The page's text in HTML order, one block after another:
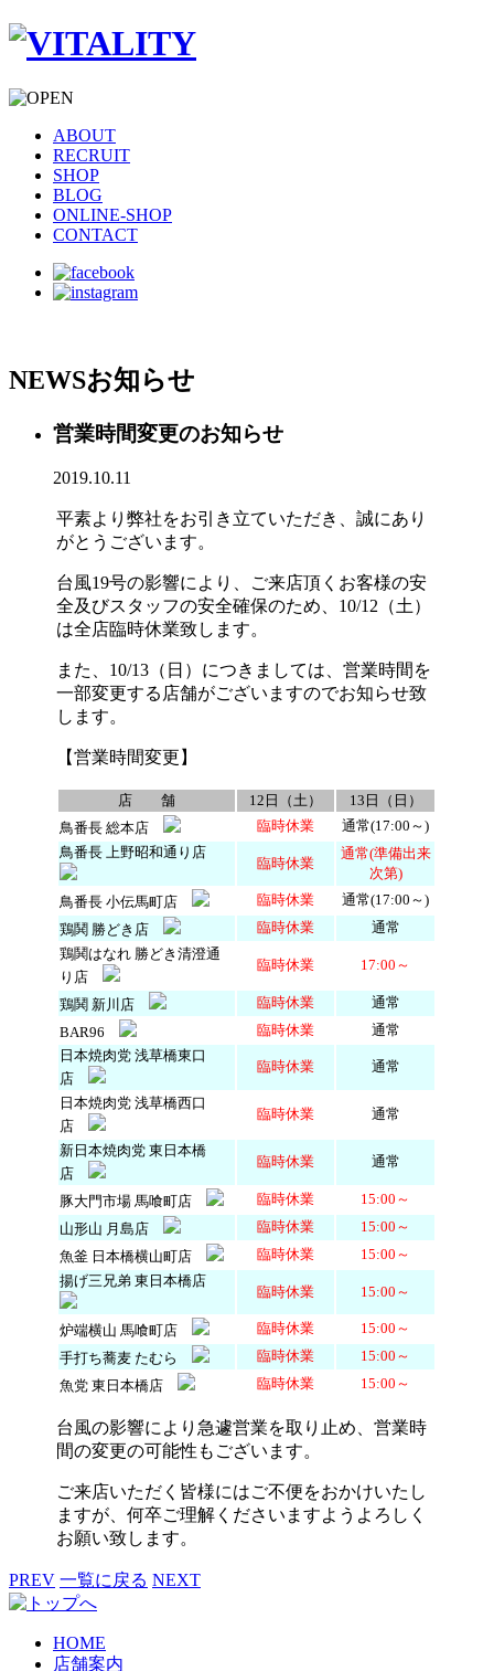
ABOUT
RECRUIT
SHOP
BLOG
ONLINE-SHOP
CONTACT
NEWSお知らせ
営業時間変更のお知らせ
2019.10.11
平素より弊社をお引き立ていただき、誠にあり
がとうございます。
台風19号の影響により、ご来店頂くお客様の安
全及びスタッフの安全確保のため、10/12（土）
は全店臨時休業致します。
また、10/13（日）につきましては、営業時間を
一部変更する店舗がございますのでお知らせ致
します。
【営業時間変更】
店 舗 12日（土）
13日（日）
鳥番長 総本店
臨時休業
通常(17:00～)
鳥番長 上野昭和通り店
臨時休業
通常(準備出来
次第)
鳥番長 小伝馬町店
臨時休業
通常(17:00～)
鶏鬨 勝どき店
臨時休業
通常
鶏鬨はなれ 勝どき清澄通
り店
臨時休業 17:00～
鶏鬨 新川店 臨時休業
通常
BAR96
臨時休業
通常
日本焼肉党 浅草橋東口
店
臨時休業 通常
日本焼肉党 浅草橋西口
店
臨時休業 通常
新日本焼肉党 東日本橋
店
臨時休業 通常
豚大門市場 馬喰町店 臨時休業
15:00～
山形山 月島店
臨時休業
15:00～
魚釜 日本橋横山町店
臨時休業
15:00～
揚げ三兄弟 東日本橋店
臨時休業 15:00～
炉端横山 馬喰町店 臨時休業
15:00～
手打ち蕎麦 たむら
臨時休業
15:00～
魚党 東日本橋店
臨時休業 15:00～
台風の影響により急遽営業を取り止め、営業時
間の変更の可能性もございます。
ご来店いただく皆様にはご不便をおかけいたし
ますが、何卒ご理解くださいますようよろしく
お願い致します。
PREV 一覧に戻る NEXT
HOME
店舗案内